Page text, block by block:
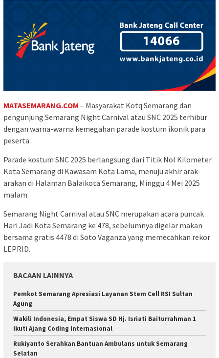
MATASEMARANG.COM – Masyarakat Kotq Semarang dan
pengunjung Semarang Night Carnival atau SNC 2025 terhibur
dengan warna-warna kemegahan parade kostum ikonik para
peserta.
Parade kostum SNC 2025 berlangsung dari Titik Nol Kilometer
Kota Semarang di Kawasam Kota Lama, menuju akhir arak-
arakan di Halaman Balaikota Semarang, Minggu 4 Mei 2025
malam.
Semarang Night Carnival atau SNC merupakan acara puncak
Hari Jadi Kota Semarang ke 478, sebelumnya digelar makan
bersama gratis 4478 di Soto Vaganza yang memecahkan rekor
LEPRID.
BACAAN LAINNYA
Pemkot Semarang Apresiasi Layanan Stem Cell RSI Sultan
Agung
Wakili Indonesia, Empat Siswa SD Hj. Isriati Baiturrahman 1
Ikuti Ajang Coding Internasional
Rukiyanto Serahkan Bantuan Ambulans untuk Semarang
Selatan